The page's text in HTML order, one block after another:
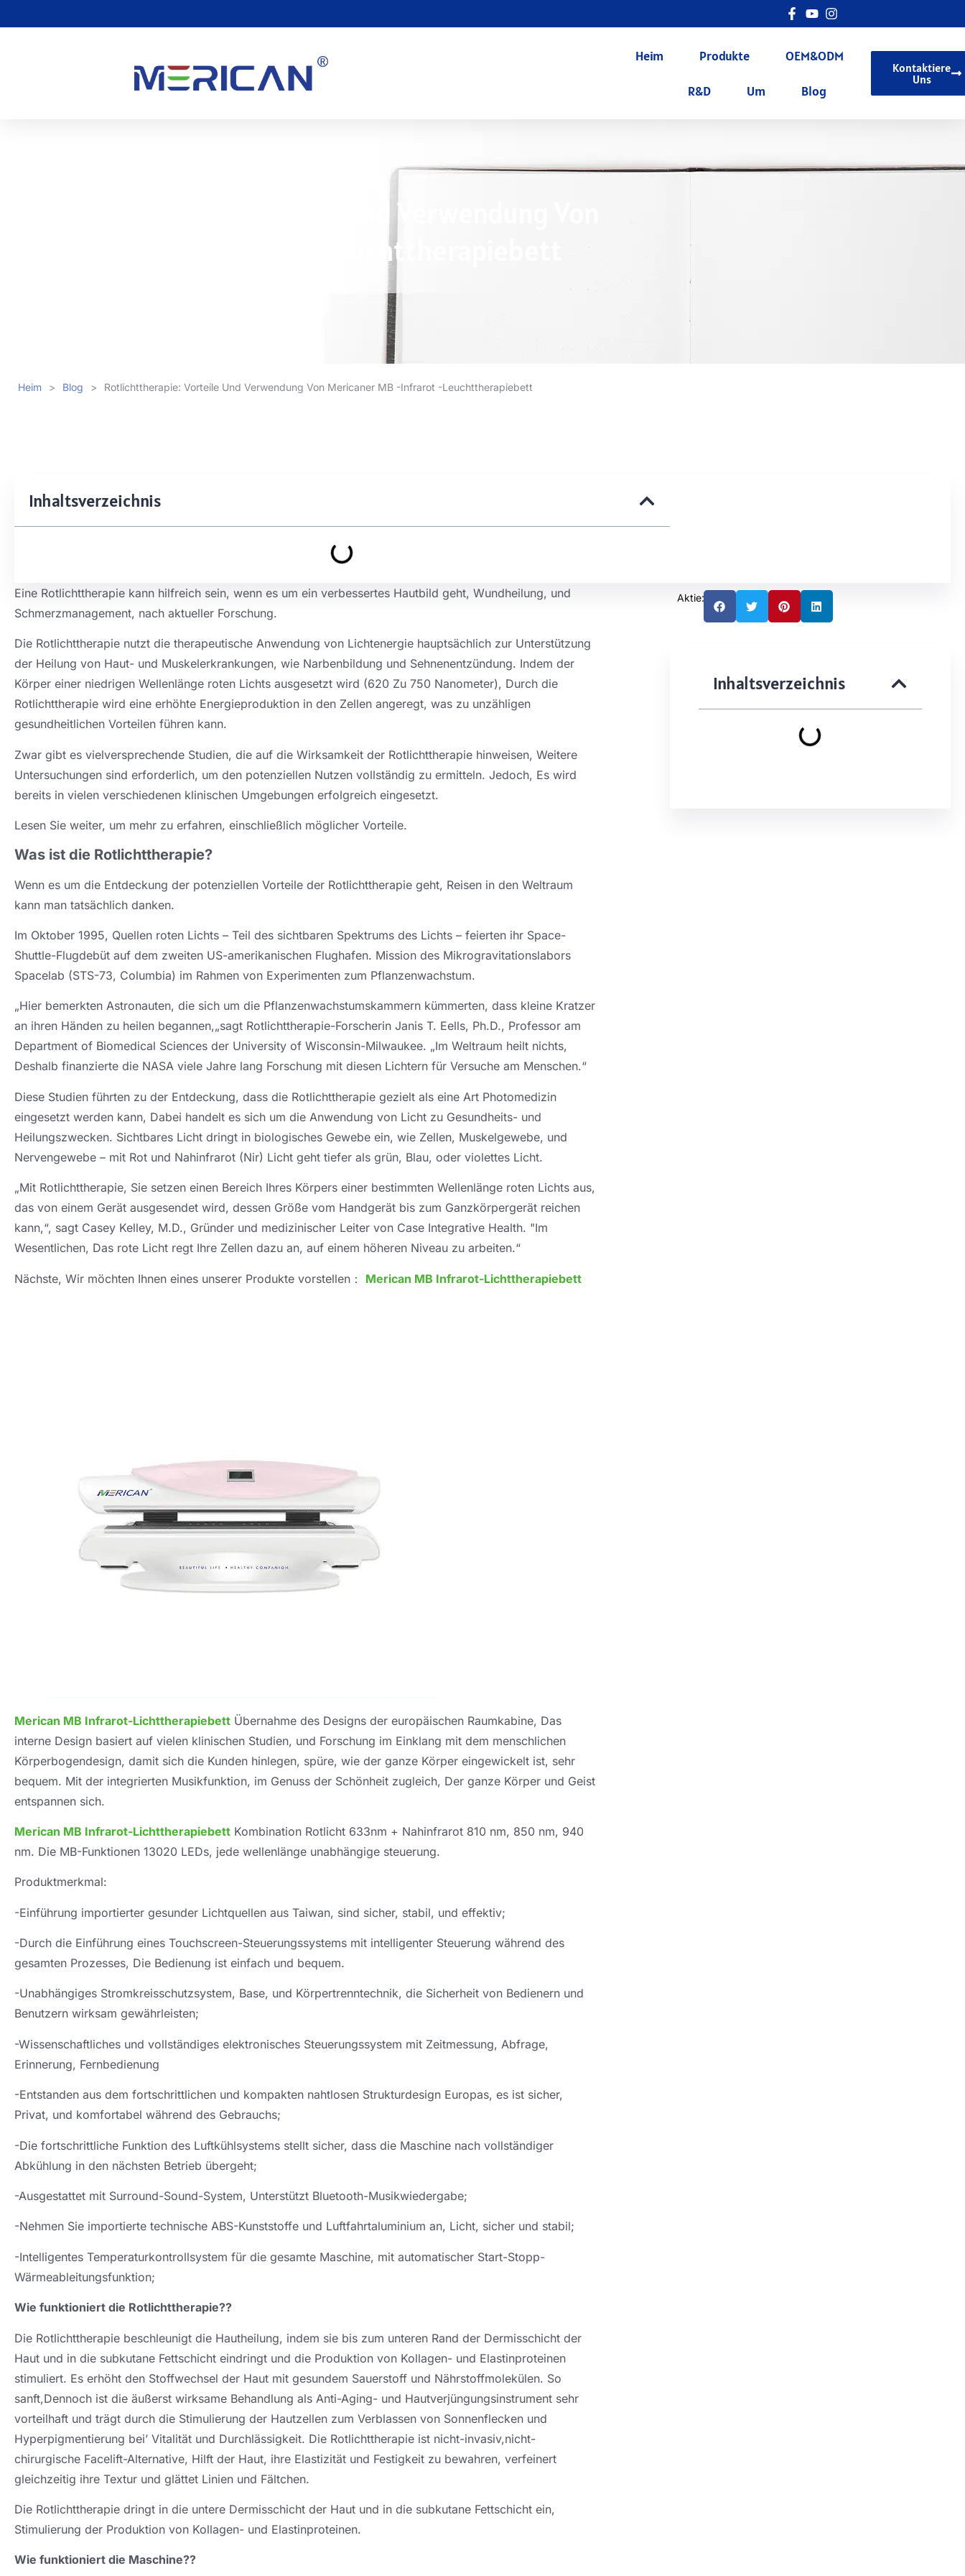
Heim Produkte OEM&ODM
R&D Um Blog
Kontaktiere
Uns
Rotlichttherapie: Vorteile Und Verwendung Von
Mericaner MB -Infrarot -Leuchttherapiebett
Heim > Blog > Rotlichttherapie: Vorteile Und Verwendung Von Mericaner MB -Infrarot -Leuchttherapiebett
Inhaltsverzeichnis
Eine Rotlichttherapie kann hilfreich sein, wenn es um ein verbessertes Hautbild geht, Wundheilung, und
Schmerzmanagement, nach aktueller Forschung.
Die Rotlichttherapie nutzt die therapeutische Anwendung von Lichtenergie hauptsächlich zur Unterstützung
der Heilung von Haut- und Muskelerkrankungen, wie Narbenbildung und Sehnenentzündung. Indem der
Körper einer niedrigen Wellenlänge roten Lichts ausgesetzt wird (620 Zu 750 Nanometer), Durch die
Rotlichttherapie wird eine erhöhte Energieproduktion in den Zellen angeregt, was zu unzähligen
gesundheitlichen Vorteilen führen kann.
Zwar gibt es vielversprechende Studien, die auf die Wirksamkeit der Rotlichttherapie hinweisen, Weitere
Untersuchungen sind erforderlich, um den potenziellen Nutzen vollständig zu ermitteln. Jedoch, Es wird
bereits in vielen verschiedenen klinischen Umgebungen erfolgreich eingesetzt.
Lesen Sie weiter, um mehr zu erfahren, einschließlich möglicher Vorteile.
Was ist die Rotlichttherapie?
Wenn es um die Entdeckung der potenziellen Vorteile der Rotlichttherapie geht, Reisen in den Weltraum
kann man tatsächlich danken.
Im Oktober 1995, Quellen roten Lichts – Teil des sichtbaren Spektrums des Lichts – feierten ihr Space-
Shuttle-Flugdebüt auf dem zweiten US-amerikanischen Flughafen. Mission des Mikrogravitationslabors
Spacelab (STS-73, Columbia) im Rahmen von Experimenten zum Pflanzenwachstum.
„Hier bemerkten Astronauten, die sich um die Pflanzenwachstumskammern kümmerten, dass kleine Kratzer
an ihren Händen zu heilen begannen,„sagt Rotlichttherapie-Forscherin Janis T. Eells, Ph.D., Professor am
Department of Biomedical Sciences der University of Wisconsin-Milwaukee. „Im Weltraum heilt nichts,
Deshalb finanzierte die NASA viele Jahre lang Forschung mit diesen Lichtern für Versuche am Menschen.“
Diese Studien führten zu der Entdeckung, dass die Rotlichttherapie gezielt als eine Art Photomedizin
eingesetzt werden kann, Dabei handelt es sich um die Anwendung von Licht zu Gesundheits- und
Heilungszwecken. Sichtbares Licht dringt in biologisches Gewebe ein, wie Zellen, Muskelgewebe, und
Nervengewebe – mit Rot und Nahinfrarot (Nir) Licht geht tiefer als grün, Blau, oder violettes Licht.
„Mit Rotlichttherapie, Sie setzen einen Bereich Ihres Körpers einer bestimmten Wellenlänge roten Lichts aus,
das von einem Gerät ausgesendet wird, dessen Größe vom Handgerät bis zum Ganzkörpergerät reichen
kann,“, sagt Casey Kelley, M.D., Gründer und medizinischer Leiter von Case Integrative Health. "Im
Wesentlichen, Das rote Licht regt Ihre Zellen dazu an, auf einem höheren Niveau zu arbeiten.“
Nächste, Wir möchten Ihnen eines unserer Produkte vorstellen： Merican MB Infrarot-Lichttherapiebett
Merican MB Infrarot-Lichttherapiebett Übernahme des Designs der europäischen Raumkabine, Das
interne Design basiert auf vielen klinischen Studien, und Forschung im Einklang mit dem menschlichen
Körperbogendesign, damit sich die Kunden hinlegen, spüre, wie der ganze Körper eingewickelt ist, sehr
bequem. Mit der integrierten Musikfunktion, im Genuss der Schönheit zugleich, Der ganze Körper und Geist
entspannen sich.
Merican MB Infrarot-Lichttherapiebett Kombination Rotlicht 633nm + Nahinfrarot 810 nm, 850 nm, 940
nm. Die MB-Funktionen 13020 LEDs, jede wellenlänge unabhängige steuerung.
Produktmerkmal:
-Einführung importierter gesunder Lichtquellen aus Taiwan, sind sicher, stabil, und effektiv;
-Durch die Einführung eines Touchscreen-Steuerungssystems mit intelligenter Steuerung während des
gesamten Prozesses, Die Bedienung ist einfach und bequem.
-Unabhängiges Stromkreisschutzsystem, Base, und Körpertrenntechnik, die Sicherheit von Bedienern und
Benutzern wirksam gewährleisten;
-Wissenschaftliches und vollständiges elektronisches Steuerungssystem mit Zeitmessung, Abfrage,
Erinnerung, Fernbedienung
-Entstanden aus dem fortschrittlichen und kompakten nahtlosen Strukturdesign Europas, es ist sicher,
Privat, und komfortabel während des Gebrauchs;
-Die fortschrittliche Funktion des Luftkühlsystems stellt sicher, dass die Maschine nach vollständiger
Abkühlung in den nächsten Betrieb übergeht;
-Ausgestattet mit Surround-Sound-System, Unterstützt Bluetooth-Musikwiedergabe;
-Nehmen Sie importierte technische ABS-Kunststoffe und Luftfahrtaluminium an, Licht, sicher und stabil;
-Intelligentes Temperaturkontrollsystem für die gesamte Maschine, mit automatischer Start-Stopp-
Wärmeableitungsfunktion;
Wie funktioniert die Rotlichttherapie??
Die Rotlichttherapie beschleunigt die Hautheilung, indem sie bis zum unteren Rand der Dermisschicht der
Haut und in die subkutane Fettschicht eindringt und die Produktion von Kollagen- und Elastinproteinen
stimuliert. Es erhöht den Stoffwechsel der Haut mit gesundem Sauerstoff und Nährstoffmolekülen. So
sanft,Dennoch ist die äußerst wirksame Behandlung als Anti-Aging- und Hautverjüngungsinstrument sehr
vorteilhaft und trägt durch die Stimulierung der Hautzellen zum Verblassen von Sonnenflecken und
Hyperpigmentierung bei’ Vitalität und Durchlässigkeit. Die Rotlichttherapie ist nicht-invasiv,nicht-
chirurgische Facelift-Alternative, Hilft der Haut, ihre Elastizität und Festigkeit zu bewahren, verfeinert
gleichzeitig ihre Textur und glättet Linien und Fältchen.
Die Rotlichttherapie dringt in die untere Dermisschicht der Haut und in die subkutane Fettschicht ein,
Stimulierung der Produktion von Kollagen- und Elastinproteinen.
Wie funktioniert die Maschine??
Aktie:
Inhaltsverzeichnis